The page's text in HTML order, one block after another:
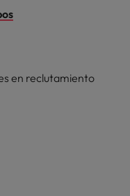
en reclutamiento